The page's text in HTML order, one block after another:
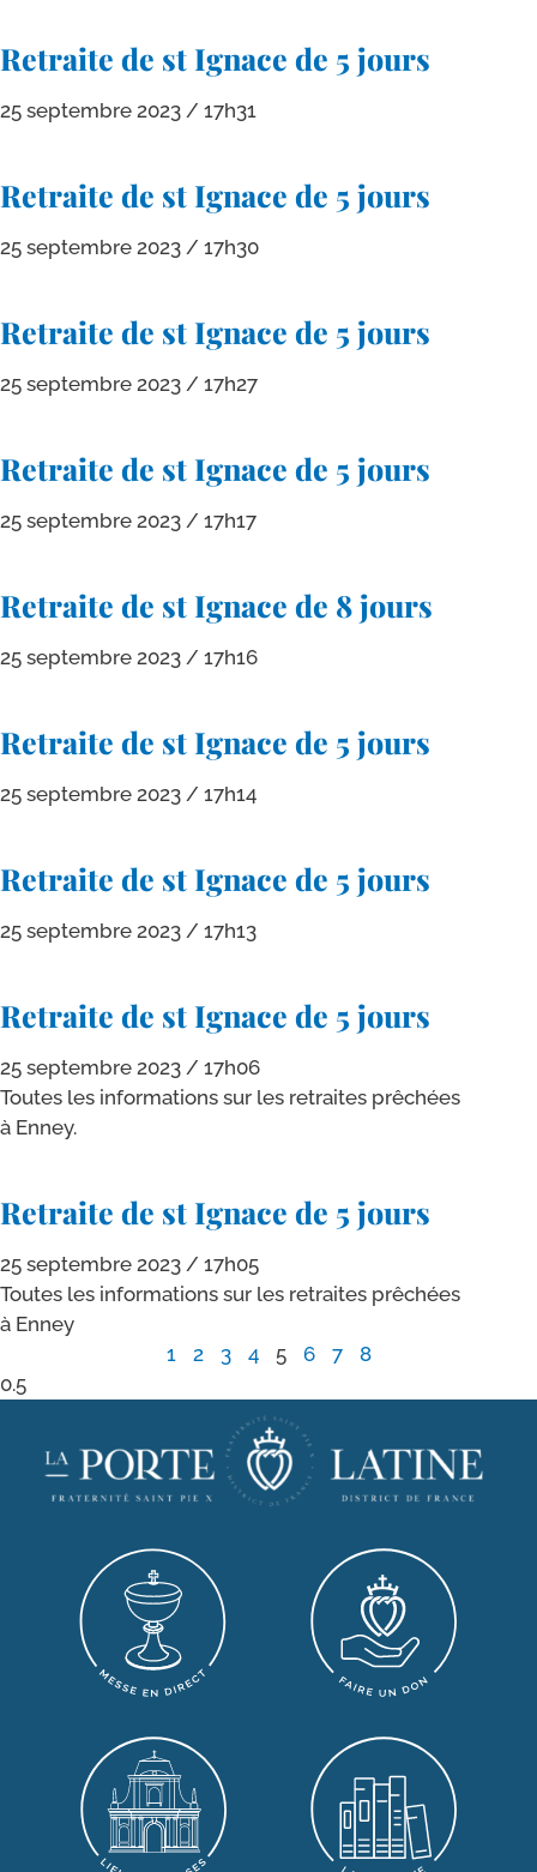
Retraite de st Ignace de 5 jours
25 septembre 2023 17h31
Retraite de st Ignace de 5 jours
25 septembre 2023 17h30
Retraite de st Ignace de 5 jours
25 septembre 2023 17h27
Retraite de st Ignace de 5 jours
25 septembre 2023 17h17
Retraite de st Ignace de 8 jours
25 septembre 2023 17h16
Retraite de st Ignace de 5 jours
25 septembre 2023 17h14
Retraite de st Ignace de 5 jours
25 septembre 2023 17h13
Retraite de st Ignace de 5 jours
25 septembre 2023
17h06
Toutes les infor­ma­tions sur les retraites prê­chées
à Enney.
Retraite de st Ignace de 5 jours
25 septembre 2023
17h05
Toutes les infor­ma­tions sur les retraites prê­chées
à Enney
1
2 3 4 5 6 7 8